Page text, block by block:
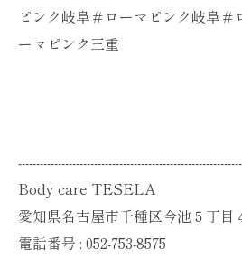
ピンク岐阜＃ローマピンク岐阜＃
ーマピンク三重
Body care TESELA
愛知県名古屋市千種区今池５丁
電話番号 : 052-753-8575